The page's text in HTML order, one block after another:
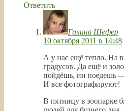
Ответить
Галина Шефер
10 октября 2011 в 14:48
А у нас ещё тепло. На
градусов. Да ещё и
пойдёшь, ни поедешь
И все фотографируют!
В пятницу в зоопарке